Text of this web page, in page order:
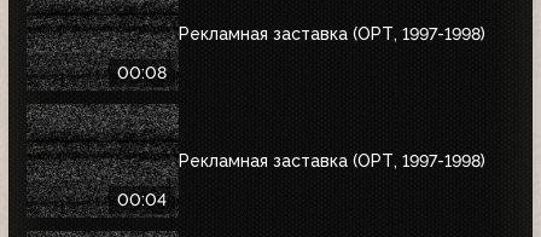
00:08
Рекламная заставка (ОРТ, 1997-1998)
00:04
Рекламная заставка (ОРТ, 1997-1998)